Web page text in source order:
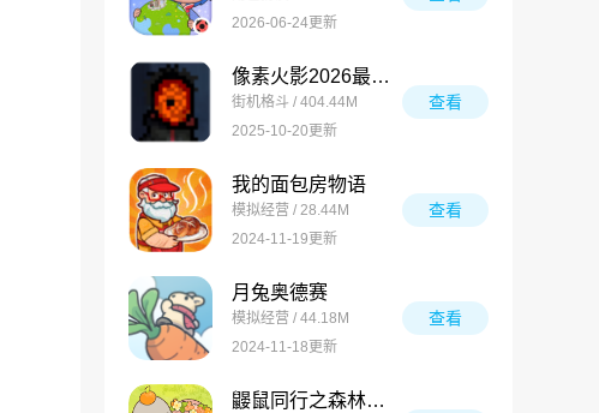
2026-06-24更新
像素火影2026最新版
街机格斗 / 404.44M
2025-10-20更新
查看
我的面包房物语
模拟经营 / 28.44M
2024-11-19更新
查看
月兔奥德赛
模拟经营 / 44.18M
2024-11-18更新
查看
鼹鼠同行之森林之家万圣节版